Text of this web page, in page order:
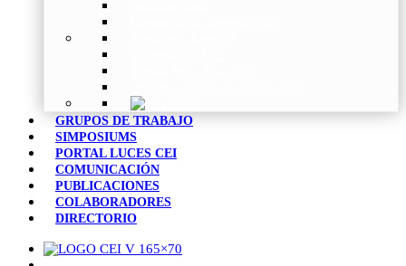
GRUPOS DE TRABAJO
SIMPOSIUMS
PORTAL LUCES CEI
COMUNICACIÓN
PUBLICACIONES
COLABORADORES
DIRECTORIO